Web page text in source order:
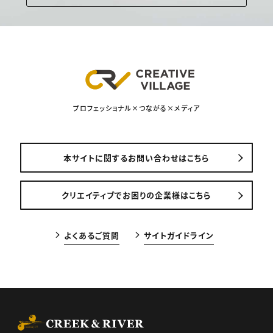
プロフェッショナル×つながる×メディア
本サイトに関するお問い合わせはこちら
クリエイティブでお困りの企業様はこちら
よくあるご質問 サイトガイドライン